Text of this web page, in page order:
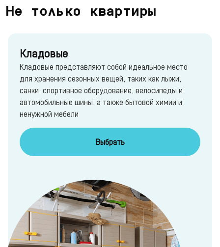
Не только квартиры
Кладовые
Кладовые представляют собой идеальное место
для хранения сезонных вещей, таких как лыжи,
санки, спортивное оборудование, велосипеды и
автомобильные шины, а также бытовой химии и
ненужной мебели
Выбрать